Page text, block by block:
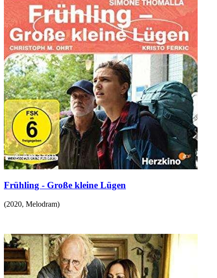
Frühling - Große kleine Lügen
(2020, Melodram)